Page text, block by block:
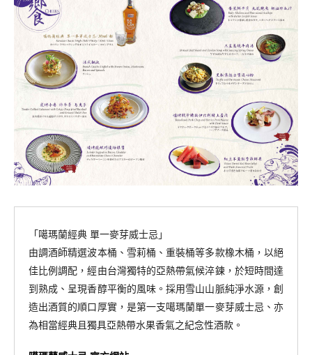
「噶瑪蘭經典 單一麥芽威士忌」
由調酒師精選波本桶、雪莉桶、重裝桶等多款橡木桶，以絕
佳比例調配，經由台灣獨特的亞熱帶氣候淬鍊，於短時間達
到熟成、呈現香醇平衡的風味。採用雪山山脈純淨水源，創
造出酒質的順口厚實，是第一支噶瑪蘭單一麥芽威士忌、亦
為相當經典且獨具亞熱帶水果香氣之紀念性酒款。